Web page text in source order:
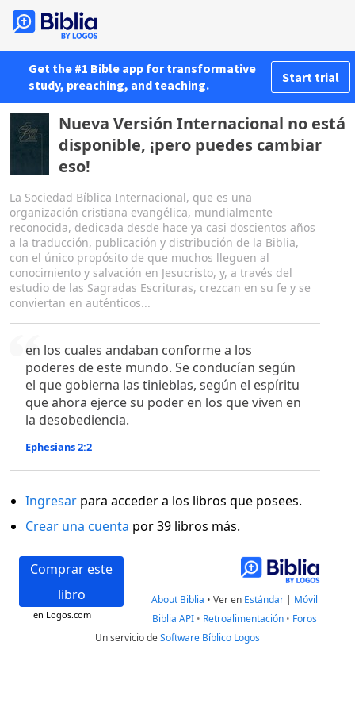
Get the #1 Bible app for transformative
study, preaching, and teaching.
Start trial
Nueva Versión Internacional no está
disponible, ¡pero puedes cambiar
eso!
La Sociedad Bíblica Internacional, que es una
organización cristiana evangélica, mundialmente
reconocida, dedicada desde hace ya casi doscientos años
a la traducción, publicación y distribución de la Biblia,
con el único propósito de que muchos lleguen al
conocimiento y salvación en Jesucristo, y, a través del
estudio de las Sagradas Escrituras, crezcan en su fe y se
conviertan en auténticos...
en los cuales andaban conforme a los
poderes de este mundo. Se conducían según
el que gobierna las tinieblas, según el espíritu
que ahora ejerce su poder en los que viven en
la desobediencia.
Ephesians 2:2
Ingresar para acceder a los libros que posees.
Crear una cuenta por 39 libros más.
Comprar este
libro
en Logos.com
About Biblia • Ver en Estándar | Móvil
Biblia API • Retroalimentación • Foros
Un servicio deSoftware Bíblico Logos